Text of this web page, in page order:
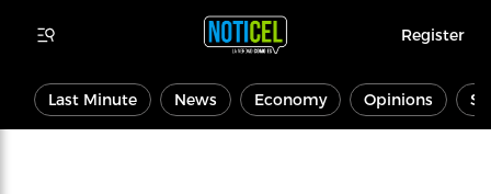
Register
Last Minute News Economy Opinions